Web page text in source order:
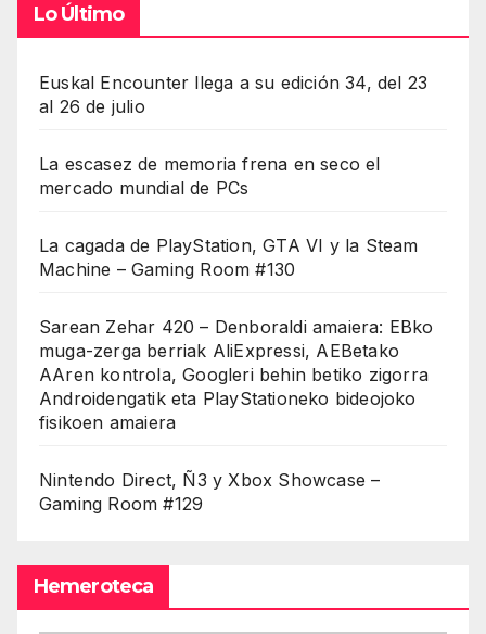
Lo Último
Euskal Encounter llega a su edición 34, del 23
al 26 de julio
La escasez de memoria frena en seco el
mercado mundial de PCs
La cagada de PlayStation, GTA VI y la Steam
Machine – Gaming Room #130
Sarean Zehar 420 – Denboraldi amaiera: EBko
muga-zerga berriak AliExpressi, AEBetako
AAren kontrola, Googleri behin betiko zigorra
Androidengatik eta PlayStationeko bideojoko
fisikoen amaiera
Nintendo Direct, Ñ3 y Xbox Showcase –
Gaming Room #129
Hemeroteca